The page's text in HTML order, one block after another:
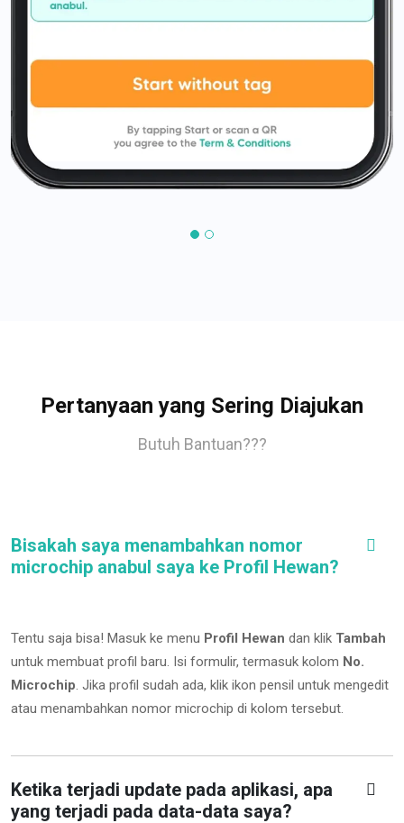
Pertanyaan yang Sering Diajukan
Butuh Bantuan???
Bisakah saya menambahkan nomor
microchip anabul saya ke Profil Hewan?
Tentu saja bisa! Masuk ke menu Profil Hewan dan klik Tambah
untuk membuat profil baru. Isi formulir, termasuk kolom No.
Microchip. Jika profil sudah ada, klik ikon pensil untuk mengedit
atau menambahkan nomor microchip di kolom tersebut.
Ketika terjadi update pada aplikasi, apa
yang terjadi pada data-data saya?